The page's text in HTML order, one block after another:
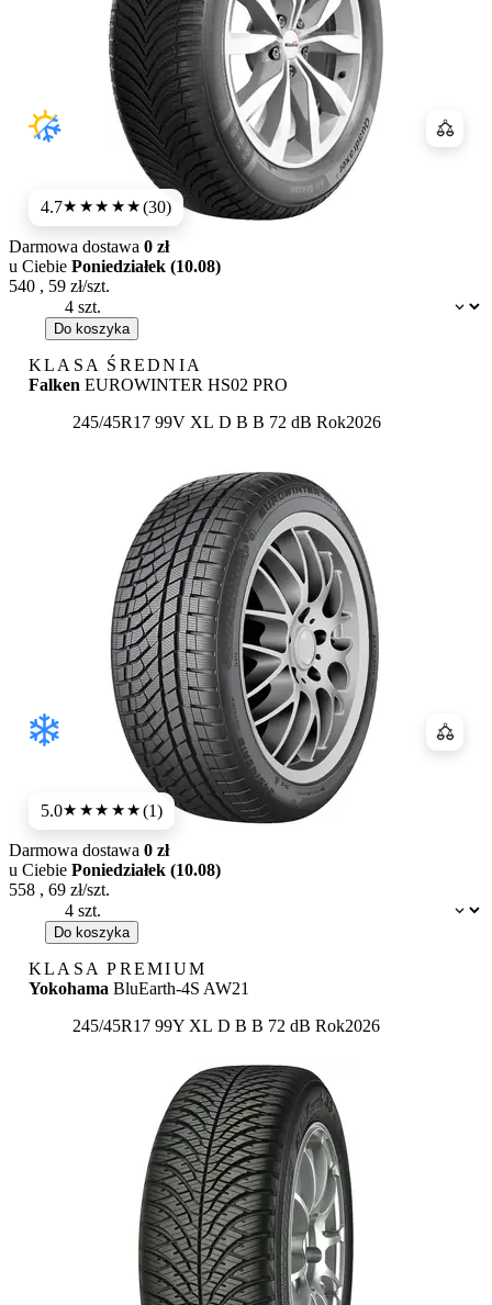
4.7★★★★★(30)
Dostępność:
Darmowa dostawa 0 zł
u Ciebie Poniedziałek (10.08)
540 , 59 zł/szt.
Do koszyka
KLASA ŚREDNIA
Falken EUROWINTER HS02 PRO
245/45R17 99V XL Etykieta:
D B B 72 dB Rok2026
5.0★★★★★(1)
Dostępność:
Darmowa dostawa 0 zł
u Ciebie Poniedziałek (10.08)
558 , 69 zł/szt.
Do koszyka
KLASA PREMIUM
Yokohama BluEarth-4S AW21
245/45R17 99Y XL Etykieta:
D B B 72 dB Rok2026